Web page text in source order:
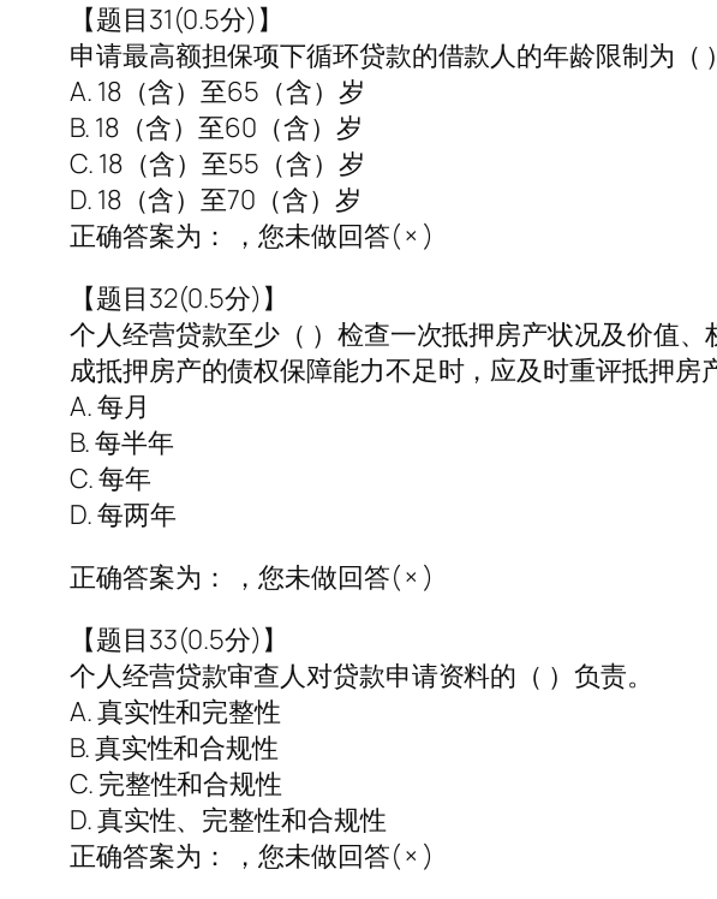
【题目31(0.5分)】
申请最高额担保项下循环贷款的借款人的年龄限制为（
A. 18（含）至65（含）岁
B. 18（含）至60（含）岁
C. 18（含）至55（含）岁
D. 18（含）至70（含）岁
正确答案为： ，您未做回答( × )
【题目32(0.5分)】
个人经营贷款至少（ ）检查一次抵押房产状况及价值
成抵押房产的债权保障能力不足时，应及时重评抵押房
A. 每月
B. 每半年
C. 每年
D. 每两年
正确答案为： ，您未做回答( × )
【题目33(0.5分)】
个人经营贷款审查人对贷款申请资料的（ ）负责。
A. 真实性和完整性
B. 真实性和合规性
C. 完整性和合规性
D. 真实性、完整性和合规性
正确答案为： ，您未做回答( × )